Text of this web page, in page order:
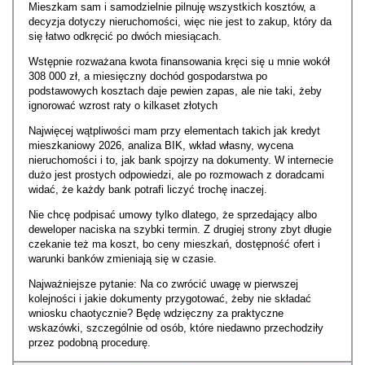
Mieszkam sam i samodzielnie pilnuję wszystkich kosztów, a
decyzja dotyczy nieruchomości, więc nie jest to zakup, który da
się łatwo odkręcić po dwóch miesiącach.
Wstępnie rozważana kwota finansowania kręci się u mnie wokół
308 000 zł, a miesięczny dochód gospodarstwa po
podstawowych kosztach daje pewien zapas, ale nie taki, żeby
ignorować wzrost raty o kilkaset złotych
Najwięcej wątpliwości mam przy elementach takich jak kredyt
mieszkaniowy 2026, analiza BIK, wkład własny, wycena
nieruchomości i to, jak bank spojrzy na dokumenty. W internecie
dużo jest prostych odpowiedzi, ale po rozmowach z doradcami
widać, że każdy bank potrafi liczyć trochę inaczej.
Nie chcę podpisać umowy tylko dlatego, że sprzedający albo
deweloper naciska na szybki termin. Z drugiej strony zbyt długie
czekanie też ma koszt, bo ceny mieszkań, dostępność ofert i
warunki banków zmieniają się w czasie.
Najważniejsze pytanie: Na co zwrócić uwagę w pierwszej
kolejności i jakie dokumenty przygotować, żeby nie składać
wniosku chaotycznie? Będę wdzięczny za praktyczne
wskazówki, szczególnie od osób, które niedawno przechodziły
przez podobną procedurę.